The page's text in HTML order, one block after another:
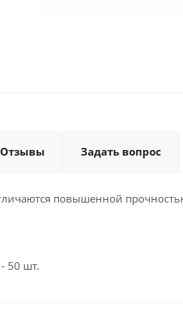
Отзывы Задать вопрос
повышенной
50 шт.